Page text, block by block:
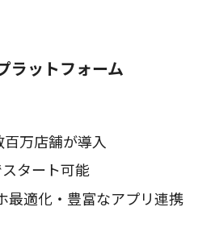
ラットフォーム
万店舗が導入
タート可能
最適化・豊富なアプリ連携